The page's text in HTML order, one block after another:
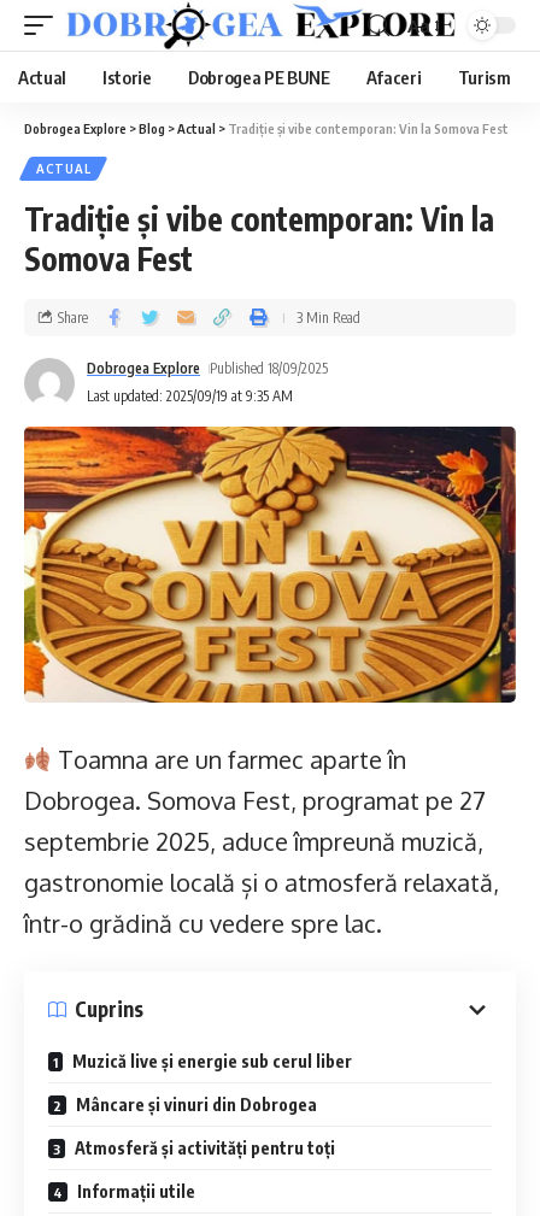
Aa
Actual Istorie Dobrogea PE BUNE Afaceri Turism
Dobrogea Explore >Blog >Actual > Tradiție și vibe contemporan: Vin la Somova Fest
ACTUAL
Tradiție și vibe contemporan: Vin la
Somova Fest
Last updated: 2025/09/19 at 9:35 AM
Dobrogea Explore Published 18/09/2025
Share 3 Min Read
Toamna are un farmec aparte în
Dobrogea. Somova Fest, programat pe 27
septembrie 2025, aduce împreună muzică,
gastronomie locală și o atmosferă relaxată,
într-o grădină cu vedere spre lac.
Cuprins
Muzică live și energie sub cerul liber
Mâncare și vinuri din Dobrogea
Atmosferă și activități pentru toți
Informații utile